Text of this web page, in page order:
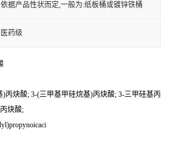
依据产品性状而定,一般为:纸板桶或镀锌铁桶
医药级
丙炔酸; 3-(三甲基甲硅烷基)丙炔酸; 3-三甲硅基丙
炔酸;